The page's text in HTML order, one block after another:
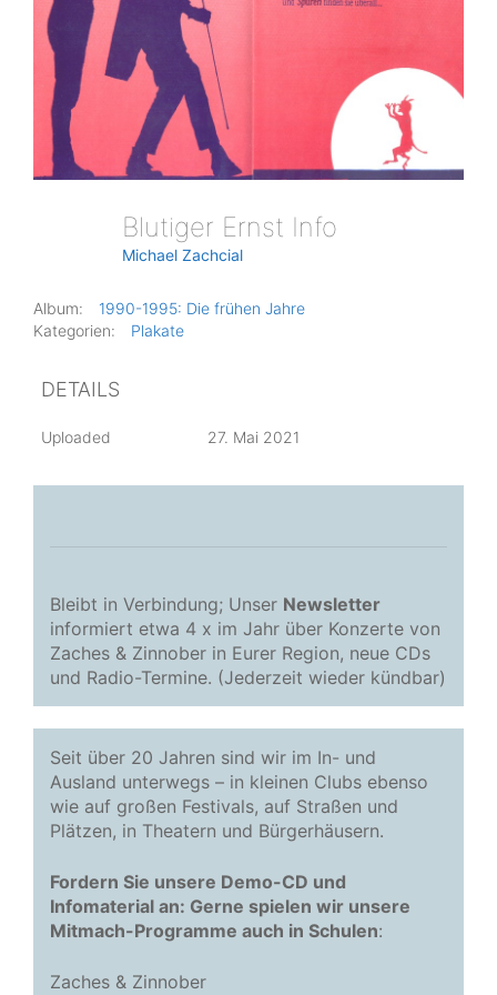
Blutiger Ernst Info
Michael Zachcial
Album:
1990-1995: Die frühen Jahre
Kategorien:
Plakate
DETAILS
Uploaded 27. Mai 2021
Bleibt in Verbindung; Unser Newsletter
informiert etwa 4 x im Jahr über Konzerte von
Zaches & Zinnober in Eurer Region, neue CDs
und Radio-Termine. (Jederzeit wieder kündbar)
Seit über 20 Jahren sind wir im In- und
Ausland unterwegs – in kleinen Clubs ebenso
wie auf großen Festivals, auf Straßen und
Plätzen, in Theatern und Bürgerhäusern.
Fordern Sie unsere Demo-CD und
Infomaterial an: Gerne spielen wir unsere
Mitmach-Programme auch in Schulen:
Zaches & Zinnober